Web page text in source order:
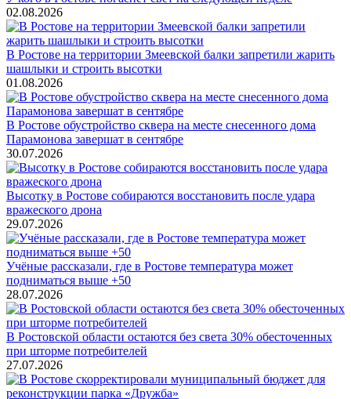
02.08.2026
В Ростове на территории Змеевской балки запретили жарить
шашлыки и строить высотки
01.08.2026
В Ростове обустройство сквера на месте снесенного дома
Парамонова завершат в сентябре
30.07.2026
Высотку в Ростове собираются восстановить после удара
вражеского дрона
29.07.2026
Учёные рассказали, где в Ростове температура может
подниматься выше +50
28.07.2026
В Ростовской области остаются без света 30% обесточенных
при шторме потребителей
27.07.2026